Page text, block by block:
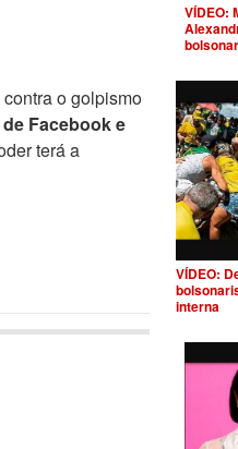
o golpismo
Facebook e
terá a
VÍDEO:
VÍDEO:
interna